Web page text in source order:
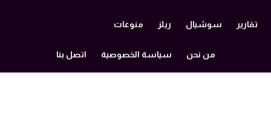
تقارير سوشيال ريلز منوعات
من نحن سياسة الخصوصية اتصل بنا